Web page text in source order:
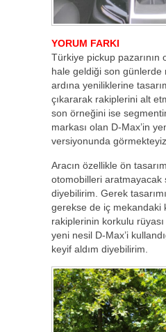
YORUM FARKI
Türkiye pickup pazarının
hale geldiği son günlerde
ardına yeniliklerine
çıkararak rakiplerini alt
son örneğini ise
markası olan D-Max’in
versiyonunda
Aracın özellikle ön
otomobilleri aratmayacak
diyebilirim. Gerek
gerekse de iç mekandaki
rakiplerinin korkulu
yeni nesil D-Max’i
keyif aldım diyebilirim.